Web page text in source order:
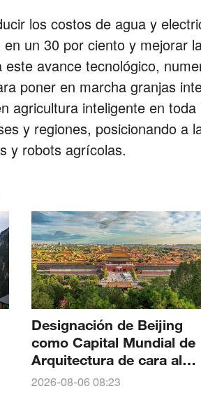
los costos de agua y
un 30 por ciento y mejorar
avance tecnológico,
poner en marcha granjas
agricultura inteligente en
y regiones, posicionando a
y robots agrícolas.
Designación de Beijing
como Capital Mundial de
Arquitectura de cara al
Congreso Mundial de
2026-08-06 08:23